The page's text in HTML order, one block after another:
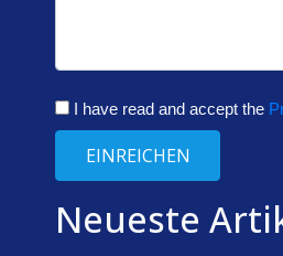
I have read and accept the
EINREICHEN
Neueste